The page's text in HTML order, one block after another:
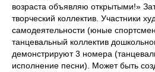
возраста объявляю открытыми!»
творческий коллектив. Участники
самодеятельности (юные
танцевальный коллектив
демонстрируют 3 номера
исполнение песни). Может быть